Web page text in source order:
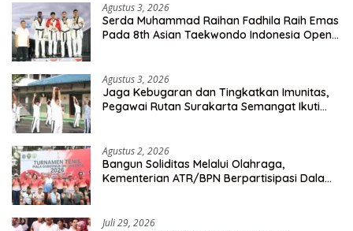
Agustus 3, 2026
Serda Muhammad Raihan Fadhila Raih Emas
Pada 8th Asian Taekwondo Indonesia Open
Agustus 3, 2026
Jaga Kebugaran dan Tingkatkan Imunitas,
Pegawai Rutan Surakarta Semangat Ikuti
Agustus 2, 2026
Bangun Soliditas Melalui Olahraga,
Kementerian ATR/BPN Berpartisipasi Dalam
Juli 29, 2026